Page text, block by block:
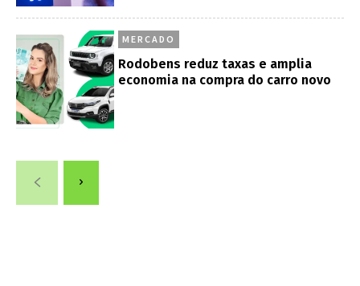
MERCADO
Rodobens reduz taxas e amplia
economia na compra do carro novo